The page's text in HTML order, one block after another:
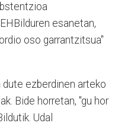
esanetan,
oso garrantzitsua"
dute ezberdinen arteko
Bide horretan, "gu hor
Udal